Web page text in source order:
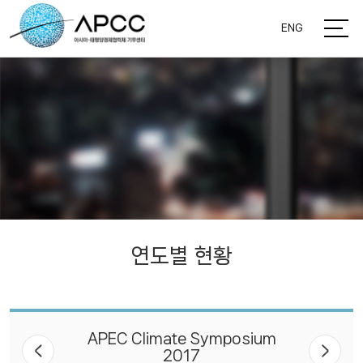
ENG
연도별 현황
APEC Climate Symposium
2017